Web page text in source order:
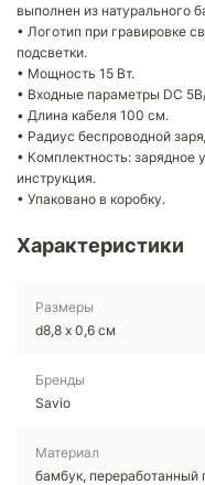
выполнен из натурального
• Логотип при гравировке
подсветки.
• Мощность 15 Вт.
• Входные параметры DC
• Длина кабеля 100 см.
• Радиус беспроводной
• Комплектность: зарядное
инструкция.
• Упаковано в коробку.
Характеристики
Размеры
d8,8 х 0,6 см
Бренды
Savio
Материал
бамбук, переработанный